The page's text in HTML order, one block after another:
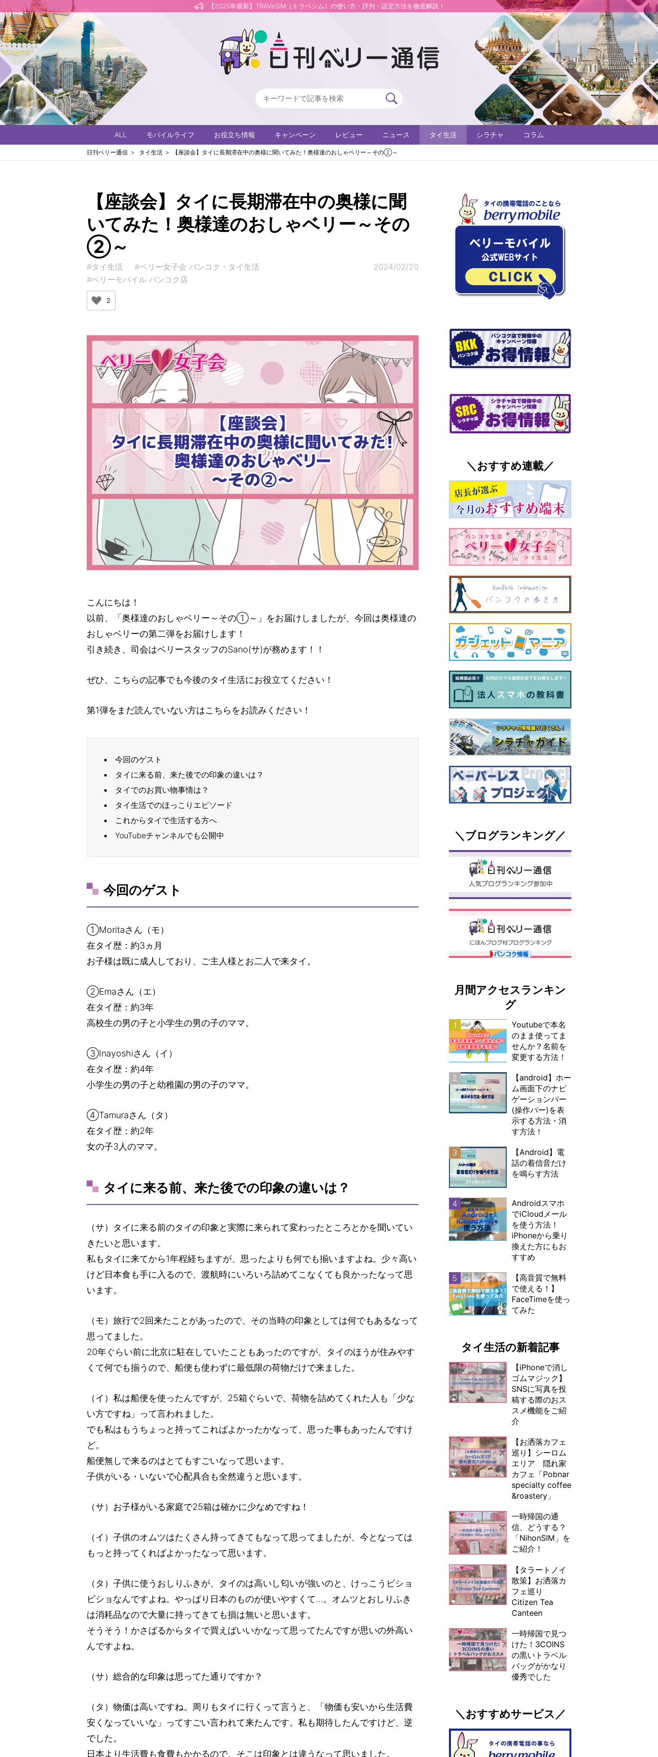
【2025年最新】TRAVeSIM（トラベシム）の使い方・評判・設定方法を徹底解説！
ALL モバイルライフ お役立ち情報 キャンペーン レビュー ニュース タイ生活 シラチャ コラム
日刊ベリー通信 タイ生活 【座談会】タイに長期滞在中の奥様に聞いてみた！奥様達のおしゃベリー～その②～
【座談会】タイに長期滞在中の奥様に聞
いてみた！奥様達のおしゃベリー～その
②～
#タイ生活
#ベリー女子会 バンコク・タイ生活
#ベリーモバイル バンコク店
2024/02/20
2
こんにちは！
以前、「奥様達のおしゃベリー～その①～」をお届けしましたが、今回は奥様達の
おしゃベリーの第二弾をお届けします！
引き続き、司会はベリースタッフのSano(サ)が務めます！！
ぜひ、こちらの記事でも今後のタイ生活にお役立てください！
第1弾をまだ読んでいない方はこちらをお読みください！
今回のゲスト
タイに来る前、来た後での印象の違いは？
タイでのお買い物事情は？
タイ生活でのほっこりエピソード
これからタイで生活する方へ
YouTubeチャンネルでも公開中
今回のゲスト
①Moritaさん（モ）
在タイ歴：約3ヵ月
お子様は既に成人しており、ご主人様とお二人で来タイ。
②Emaさん（エ）
在タイ歴：約3年
高校生の男の子と小学生の男の子のママ。
③Inayoshiさん（イ）
在タイ歴：約4年
小学生の男の子と幼稚園の男の子のママ。
④Tamuraさん（タ）
在タイ歴：約2年
女の子3人のママ。
タイに来る前、来た後での印象の違いは？
（サ）タイに来る前のタイの印象と実際に来られて変わったところとかを聞いてい
きたいと思います。
私もタイに来てから1年程経ちますが、思ったよりも何でも揃いますよね。少々高い
けど日本食も手に入るので、渡航時にいろいろ詰めてこなくても良かったなって思
います。
（モ）旅行で2回来たことがあったので、その当時の印象としては何でもあるなって
思ってました。
20年ぐらい前に北京に駐在していたこともあったのですが、タイのほうが住みやす
くて何でも揃うので、船便も使わずに最低限の荷物だけで来ました。
（イ）私は船便を使ったんですが、25箱ぐらいで、荷物を詰めてくれた人も「少な
い方ですね」って言われました。
でも私はもうちょっと持ってこればよかったかなって、思った事もあったんですけ
ど。
船便無しで来るのはとてもすごいなって思います。
子供がいる・いないで心配具合も全然違うと思います。
（サ）お子様がいる家庭で25箱は確かに少なめですね！
（イ）子供のオムツはたくさん持ってきてもなって思ってましたが、今となっては
もっと持ってくればよかったなって思います。
（タ）子供に使うおしりふきが、タイのは高いし匂いが強いのと、けっこうビショ
ビショなんですよね。やっぱり日本のものが使いやすくて…。オムツとおしりふき
は消耗品なので大量に持ってきても損は無いと思います。
そうそう！かさばるからタイで買えばいいかなって思ってたんですが思いの外高い
んですよね。
（サ）総合的な印象は思ってた通りですか？
（タ）物価は高いですね。周りもタイに行くって言うと、「物価も安いから生活費
安くなっていいな」ってすごい言われて来たんです。私も期待したんですけど、逆
でした。
日本より生活費も食費もかかるので、そこは印象とは違うなって思いました。
＼おすすめ連載／
＼ブログランキング／
月間アクセスランキン
グ
1
Youtubeで本名
のまま使ってま
せんか？名前を
変更する方法！
2
【android】ホー
ム画面下のナビ
ゲーションバー
(操作バー)を表
示する方法・消
す方法！
3
【Android】電
話の着信音だけ
を鳴らす方法
4
Androidスマホ
でiCloudメール
を使う方法！
iPhoneから乗り
換えた方にもお
すすめ
5
【高音質で無料
で使える！】
FaceTimeを使っ
てみた
タイ生活の新着記事
【iPhoneで消し
ゴムマジック】
SNSに写真を投
稿する際のおス
スメ機能をご紹
介
【お洒落カフェ
巡り】シーロム
エリア 隠れ家
カフェ「Pobnar
specialty coffee
&roastery」
一時帰国の通
信、どうする？
「NihonSIM」を
ご紹介！
【タラートノイ
散策】お洒落カ
フェ巡り
Citizen Tea
Canteen
一時帰国で見つ
けた！3COINS
の黒いトラベル
バッグがかなり
優秀でした
＼おすすめサービス／